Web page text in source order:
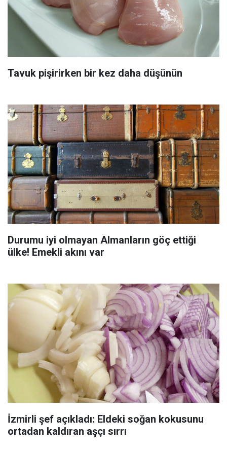
Tavuk pişirirken bir kez daha düşünün
Durumu iyi olmayan Almanların göç ettiği
ülke! Emekli akını var
İzmirli şef açıkladı: Eldeki soğan kokusunu
ortadan kaldıran aşçı sırrı